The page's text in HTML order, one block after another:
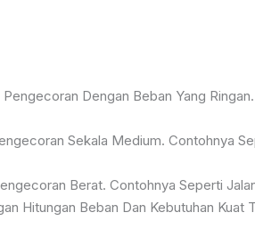
Dengan Beban Yang
Sekala Medium. Contohnya
Berat. Contohnya Seperti
Hitungan Beban Dan Kebutuhan Kuat